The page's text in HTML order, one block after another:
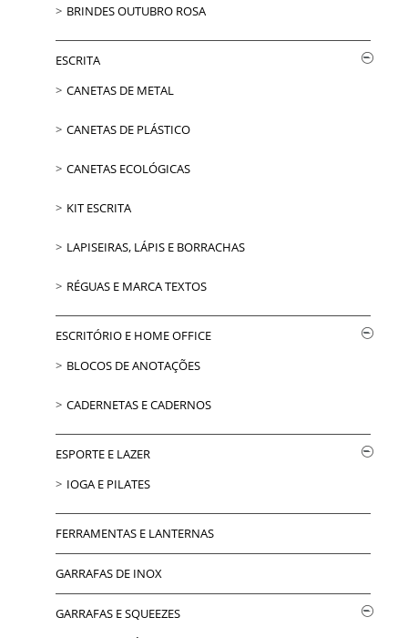
BRINDES OUTUBRO ROSA
ESCRITA
CANETAS DE METAL
CANETAS DE PLÁSTICO
CANETAS ECOLÓGICAS
KIT ESCRITA
LAPISEIRAS, LÁPIS E BORRACHAS
RÉGUAS E MARCA TEXTOS
ESCRITÓRIO E HOME OFFICE
BLOCOS DE ANOTAÇÕES
CADERNETAS E CADERNOS
ESPORTE E LAZER
IOGA E PILATES
FERRAMENTAS E LANTERNAS
GARRAFAS DE INOX
GARRAFAS E SQUEEZES